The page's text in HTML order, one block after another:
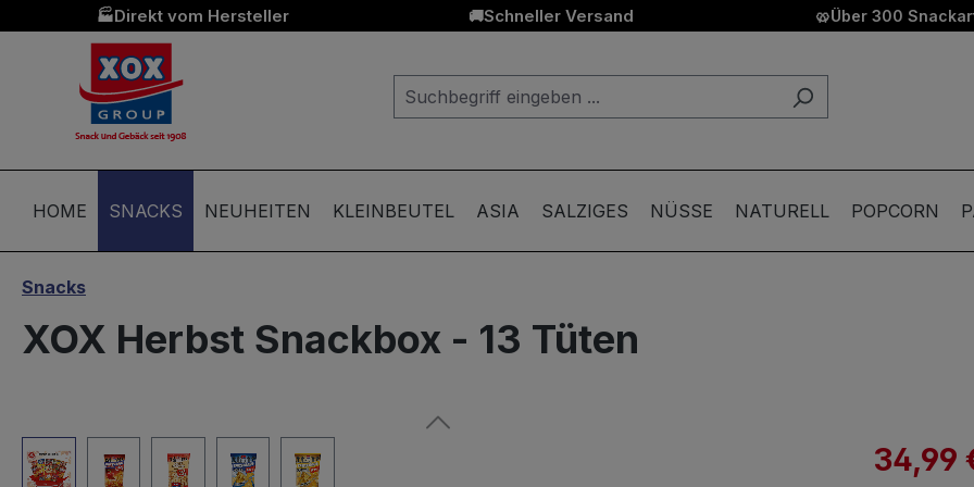
Zur Hauptnavigation springen
🏭Direkt vom Hersteller 🚚Schneller Versand 🥨Über 300
HOME SNACKS NEUHEITEN KLEINBEUTEL ASIA SALZIGES NÜSSE NATURELL POPCORN
Snacks
XOX Herbst Snackbox - 13 Tüten
Bildergalerie überspringen 34,99